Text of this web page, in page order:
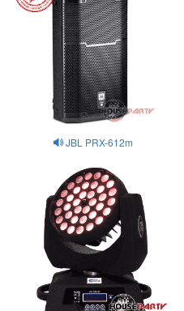
JBL PRX-612m